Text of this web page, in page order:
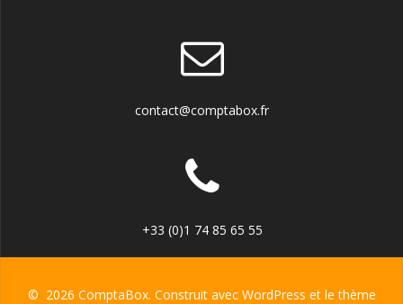
contact@comptabox.fr
+33 (0)1 74 85 65 55
© 2026 ComptaBox. Construit avec WordPress et lethème